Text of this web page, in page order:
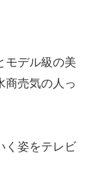
モデル級の美
商売気の人っ
く姿をテレビ